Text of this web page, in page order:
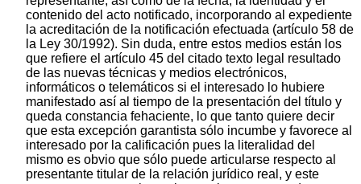
contenido del acto notificado, incorporando al expediente
la acreditación de la notificación efectuada (artículo 58 de
la Ley 30/1992). Sin duda, entre estos medios están los
que refiere el artículo 45 del citado texto legal resultado
de las nuevas técnicas y medios electrónicos,
informáticos o telemáticos si el interesado lo hubiere
manifestado así al tiempo de la presentación del título y
queda constancia fehaciente, lo que tanto quiere decir
que esta excepción garantista sólo incumbe y favorece al
interesado por la calificación pues la literalidad del
mismo es obvio que sólo puede articularse respecto al
presentante titular de la relación jurídico real, y este